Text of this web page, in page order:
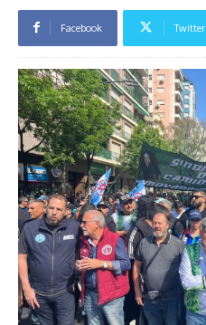
Facebook Twitter